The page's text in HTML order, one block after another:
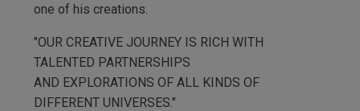
one of his creations.
"OUR CREATIVE JOURNEY IS RICH WITH
TALENTED PARTNERSHIPS
AND EXPLORATIONS OF ALL KINDS OF
DIFFERENT UNIVERSES."